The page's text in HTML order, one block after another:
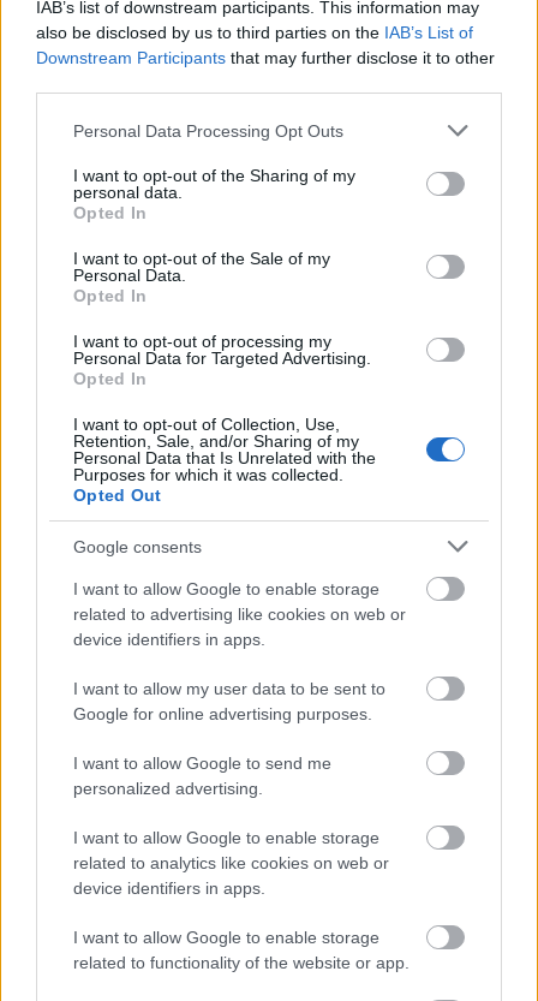
IAB’s list of downstream participants. This information may
also be disclosed by us to third parties on the IAB’s List of
Downstream Participants that may further disclose it to other
Please note that this website/app uses one or more Google
not limited to your visit or usage behaviour. You may click to
grant or deny consent to Google and its third-party tags to
use your data for below specified purposes in below Google
consent section.
Personal Data Processing Opt Outs
I want to opt-out of the Sharing of my
personal data.
Opted In
I want to opt-out of the Sale of my
Personal Data.
Opted In
I want to opt-out of processing my
Personal Data for Targeted Advertising.
Opted In
I want to opt-out of Collection, Use,
Retention, Sale, and/or Sharing of my
Personal Data that Is Unrelated with the
Purposes for which it was collected.
Opted Out
Google consents
I want to allow Google to enable storage
related to advertising like cookies on web or
device identifiers in apps.
I want to allow my user data to be sent to
Google for online advertising purposes.
I want to allow Google to send me
personalized advertising.
I want to allow Google to enable storage
related to analytics like cookies on web or
device identifiers in apps.
I want to allow Google to enable storage
related to functionality of the website or app.
Διαβάζονται αυτή τη στιγμή
Η χαμηλή… απόδοση Μητσοτάκη στις
στοιχηματικές - Ποιος επισκέφθηκε τα
πυρόπληκτα ζωάκια - Το μισογεμάτο ποτήρι
του ΣΥΡΙΖΑ
Ποια είναι η (κυβερνητική) λίστα με τα μεγάλα
οδικά έργα και τα εκτιμώμενα
χρονοδιαγράμματα
Δυτ. Αττική: Το χρονοδιάγραμμα
έναρξη των έργων πριν τις 15/9
TAGS: Ryanair
BEST OFINTERNET